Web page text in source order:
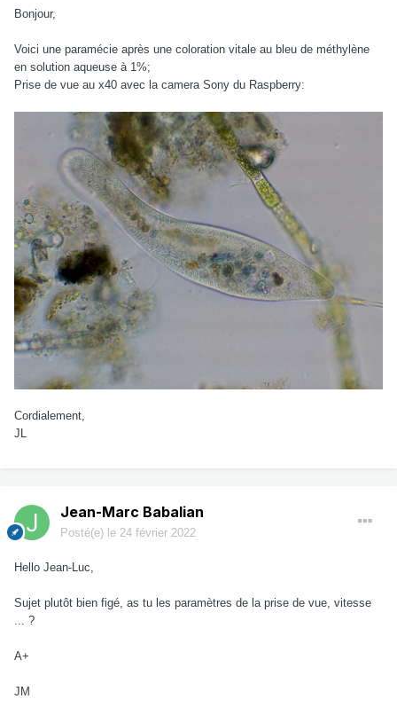
Bonjour,
Voici une paramécie après une coloration vitale au bleu de méthylène
en solution aqueuse à 1%;
Prise de vue au x40 avec la camera Sony du Raspberry:
Cordialement,
JL
Jean-Marc Babalian
Posté(e) le 24 février 2022
Hello Jean-Luc,
Sujet plutôt bien figé, as tu les paramètres de la prise de vue, vitesse
... ?
A+
JM